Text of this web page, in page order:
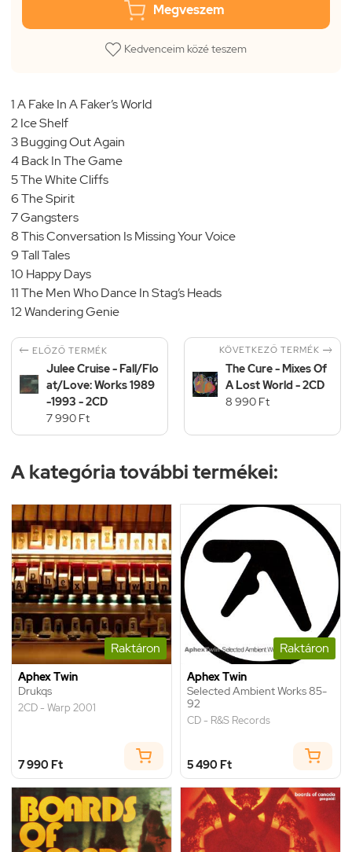
Megveszem
Kedvenceim közé teszem
1 A Fake In A Faker’s World
2 Ice Shelf
3 Bugging Out Again
4 Back In The Game
5 The White Cliffs
6 The Spirit
7 Gangsters
8 This Conversation Is Missing Your Voice
9 Tall Tales
10 Happy Days
11 The Men Who Dance In Stag’s Heads
12 Wandering Genie
 ELŐZŐ TERMÉK
Julee Cruise - Fall/Flo
at/Love: Works 1989
-1993 - 2CD
7 990 Ft
KÖVETKEZŐ TERMÉK 
The Cure - Mixes Of
A Lost World - 2CD
8 990 Ft
A kategória további termékei:
Raktáron
Aphex Twin
Drukqs
2CD - Warp 2001
7 990 Ft
Raktáron
Aphex Twin
Selected Ambient Works 85-
92
CD - R&S Records
5 490 Ft